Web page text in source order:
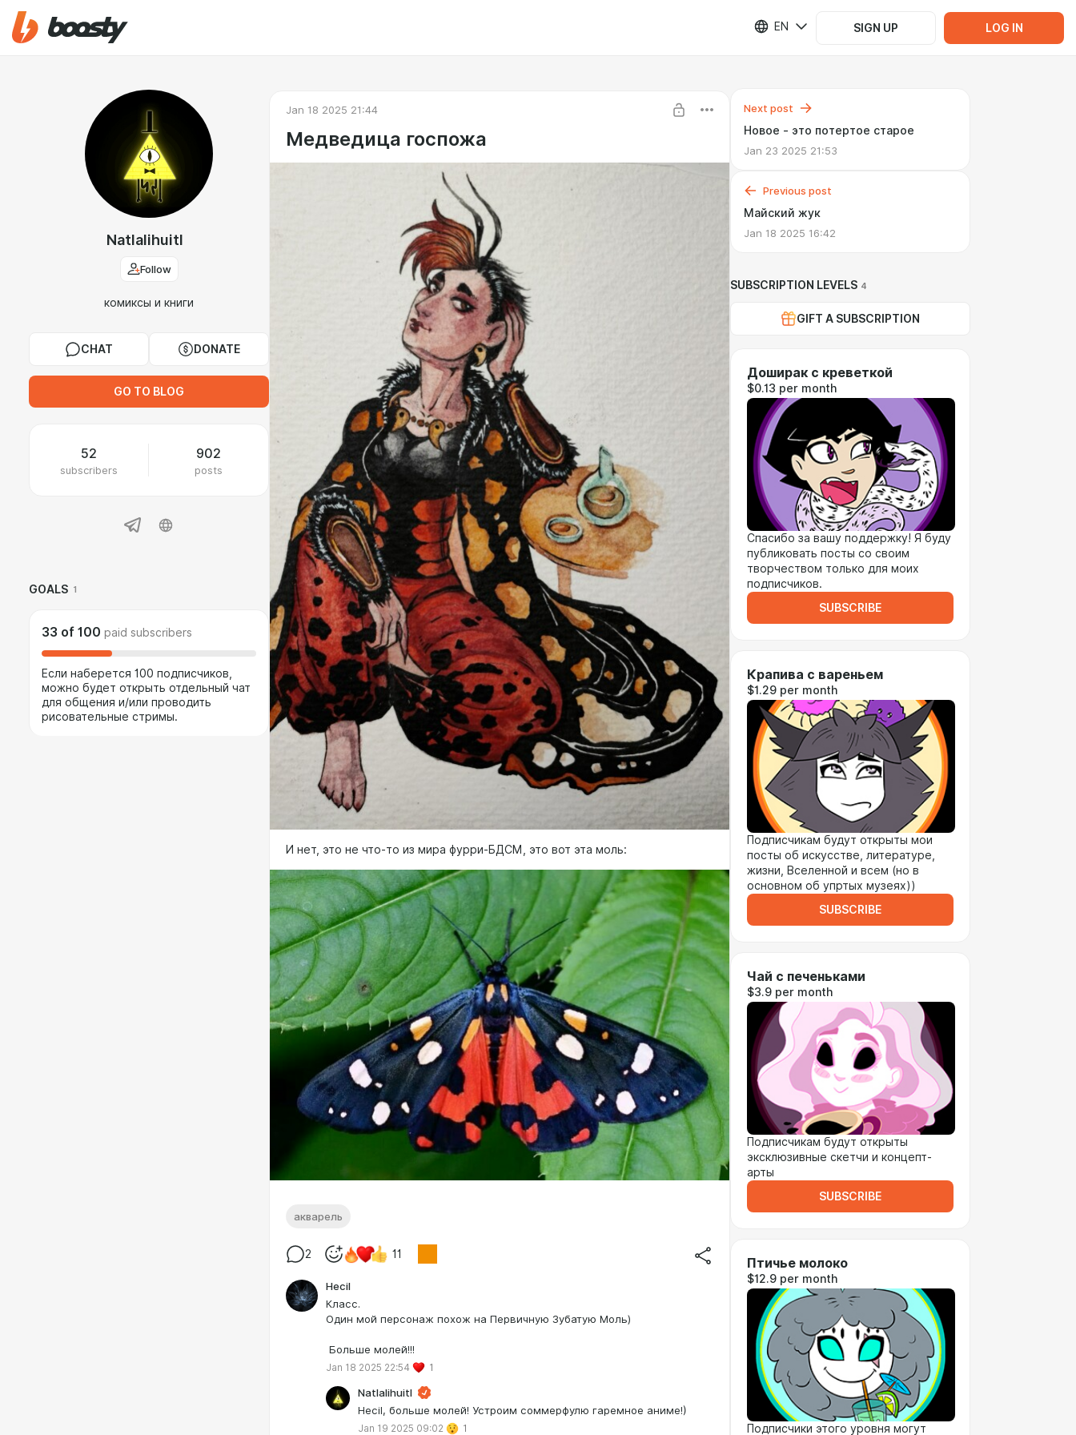
EN SIGN UP LOG IN
Natlalihuitl
Follow
комиксы и книги
CHAT DONATE
GO TO BLOG
52
subscribers
902
posts
GOALS 1
33 of 100 paid subscribers
Если наберется 100 подписчиков,
можно будет открыть отдельный чат
для общения и/или проводить
рисовательные стримы.
Jan 18 2025 21:44
Медведица госпожа
И нет, это не что-то из мира фурри-БДСМ, это вот эта моль:
акварель
2 11
Hecil
Класс.
Один мой персонаж похож на Первичную Зубатую Моль)
Больше молей!!!
Jan 18 2025 22:54 1
Natlalihuitl
Hecil, больше молей! Устроим соммерфулю гаремное аниме!)
Jan 19 2025 09:02 1
Next post
Новое - это потертое старое
Jan 23 2025 21:53
Previous post
Майский жук
Jan 18 2025 16:42
SUBSCRIPTION LEVELS 4
GIFT A SUBSCRIPTION
Доширак с креветкой
$0.13 per month
Спасибо за вашу поддержку! Я буду
публиковать посты со своим
творчеством только для моих
подписчиков.
SUBSCRIBE
Крапива с вареньем
$1.29 per month
Подписчикам будут открыты мои
посты об искусстве, литературе,
жизни, Вселенной и всем (но в
основном об упртых музеях))
SUBSCRIBE
Чай с печеньками
$3.9 per month
Подписчикам будут открыты
эксклюзивные скетчи и концепт-
арты
SUBSCRIBE
Птичье молоко
$12.9 per month
Подписчики этого уровня могут